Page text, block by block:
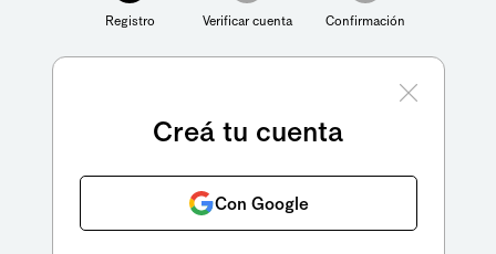
Registro Verificar cuenta Confirmación
Creá tu cuenta
Con Google